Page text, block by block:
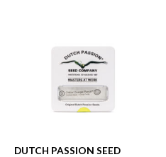
DUTCH PASSION SEED